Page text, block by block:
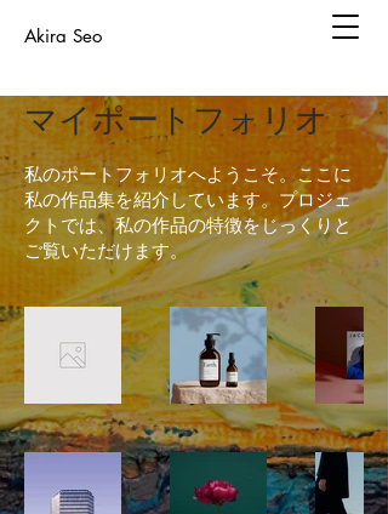
Akira Seo
マイポートフォリオ
私のポートフォリオへようこそ。ここに
私の作品集を紹介しています。プロジェ
クトでは、私の作品の特徴をじっくりと
ご覧いただけます。